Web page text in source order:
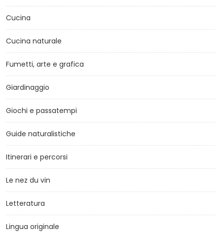
Cucina
Cucina naturale
Fumetti, arte e grafica
Giardinaggio
Giochi e passatempi
Guide naturalistiche
Itinerari e percorsi
Le nez du vin
Letteratura
Lingua originale